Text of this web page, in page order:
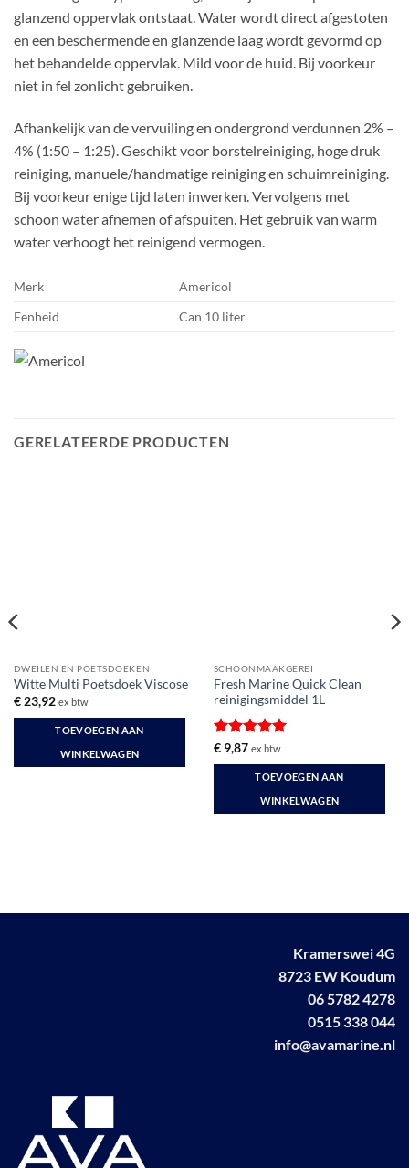
glanzend oppervlak ontstaat. Water wordt direct afgestoten
en een beschermende en glanzende laag wordt gevormd op
het behandelde oppervlak. Mild voor de huid. Bij voorkeur
niet in fel zonlicht gebruiken.
Afhankelijk van de vervuiling en ondergrond verdunnen 2% –
4% (1:50 – 1:25). Geschikt voor borstelreiniging, hoge druk
reiniging, manuele/handmatige reiniging en schuimreiniging.
Bij voorkeur enige tijd laten inwerken. Vervolgens met
schoon water afnemen of afspuiten. Het gebruik van warm
water verhoogt het reinigend vermogen.
Merk
Americol
Eenheid
Can 10 liter
GERELATEERDE PRODUCTEN
DWEILEN EN POETSDOEKEN
Witte Multi Poetsdoek Viscose
€23,92 ex btw
TOEVOEGEN AAN
WINKELWAGEN
SCHOONMAAKGEREI
Fresh Marine Quick Clean
reinigingsmiddel 1L
Gewaardeerd
5uit 5
€9,87 ex btw
TOEVOEGEN AAN
WINKELWAGEN
Kramerswei 4G
8723 EW Koudum
06 5782 4278
0515 338 044
info@avamarine.nl